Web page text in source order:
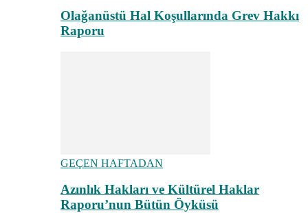
Olağanüstü Hal Koşullarında Grev Hakkı
Raporu
GEÇEN HAFTADAN
Azınlık Hakları ve Kültürel Haklar
Raporu’nun Bütün Öyküsü